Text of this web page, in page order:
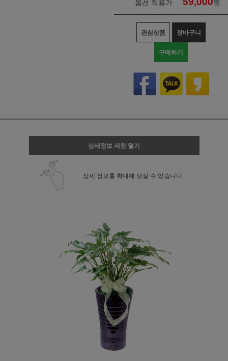
관심상품 장바구니
구매하기
상세정보 새창 열기
상세 정보를 확대해 보실 수 있습니다.